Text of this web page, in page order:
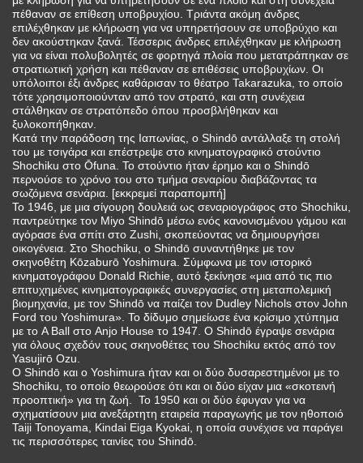
πέθαναν σε επίθεση υποβρυχίου. Τριάντα ακόμη άνδρες
επιλέχθηκαν με κλήρωση για να υπηρετήσουν σε υποβρύχιο και
δεν ακούστηκαν ξανά. Τέσσερις άνδρες επιλέχθηκαν με κλήρωση
για να είναι πολυβολητές σε φορτηγά πλοία που μετατράπηκαν σε
στρατιωτική χρήση και πέθαναν σε επιθέσεις υποβρυχίων. Οι
υπόλοιποι έξι άνδρες καθάρισαν το θέατρο Takarazuka, το οποίο
τότε χρησιμοποιούνταν από τον στρατό, και στη συνέχεια
στάλθηκαν σε στρατόπεδο όπου προσβλήθηκαν και
ξυλοκοπήθηκαν.
Κατά την παράδοση της Ιαπωνίας, ο Shindō αντάλλαξε τη στολή
του με τσιγάρα και επέστρεψε στο κινηματογραφικό στούντιο
Shochiku στο Ōfuna. Το στούντιο ήταν έρημο και ο Shindō
περνούσε το χρόνο του στο τμήμα σεναρίου διαβάζοντας τα
σωζόμενα σενάρια. [εκκρεμεί παραπομπή]
Το 1946, με μια σίγουρη δουλειά ως σεναριογράφος στο Shochiku,
παντρεύτηκε τον Miyo Shindō μέσω ενός κανονισμένου γάμου και
αγόρασε ένα σπίτι στο Zushi, σκοπεύοντας να δημιουργήσει
οικογένεια. Στο Shochiku, ο Shindō συναντήθηκε με τον
σκηνοθέτη Kōzaburō Yoshimura. Σύμφωνα με τον ιστορικό
κινηματογράφου Donald Richie, αυτό ξεκίνησε «μια από τις πιο
επιτυχημένες κινηματογραφικές συνεργασίες στη μεταπολεμική
βιομηχανία, με τον Shindō να παίζει τον Dudley Nichols στον John
Ford του Yoshimura». Το δίδυμο σημείωσε ένα κρίσιμο χτύπημα
με το A Ball στο Anjo House το 1947. Ο Shindō έγραψε σενάρια
για όλους σχεδόν τους σκηνοθέτες του Shochiku εκτός από τον
Yasujirō Ozu.
Ο Shindō και ο Yoshimura ήταν και οι δύο δυσαρεστημένοι με το
Shochiku, το οποίο θεωρούσε ότι και οι δύο είχαν μια «σκοτεινή
προοπτική» για τη ζωή. Το 1950 και οι δύο έφυγαν για να
σχηματίσουν μια ανεξάρτητη εταιρεία παραγωγής με τον ηθοποιό
Taiji Tonoyama, Kindai Eiga Kyokai, η οποία συνέχισε να παράγει
τις περισσότερες ταινίες του Shindō.